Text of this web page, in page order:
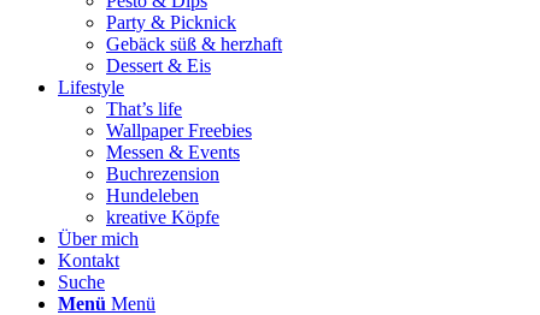
Party & Picknick
Gebäck süß & herzhaft
Dessert & Eis
Lifestyle
That’s life
Wallpaper Freebies
Messen & Events
Buchrezension
Hundeleben
kreative Köpfe
Über mich
Kontakt
Suche
Menü Menü